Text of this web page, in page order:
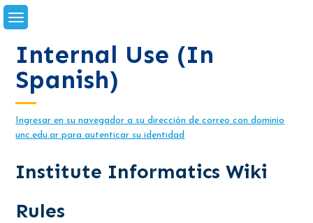
Skip
to
Internal Use (in
Spanish)
Ingresar en su navegador a su dirección de correo con dominio
unc.edu.ar para autenticar su identidad
Institute Informatics Wiki
Rules